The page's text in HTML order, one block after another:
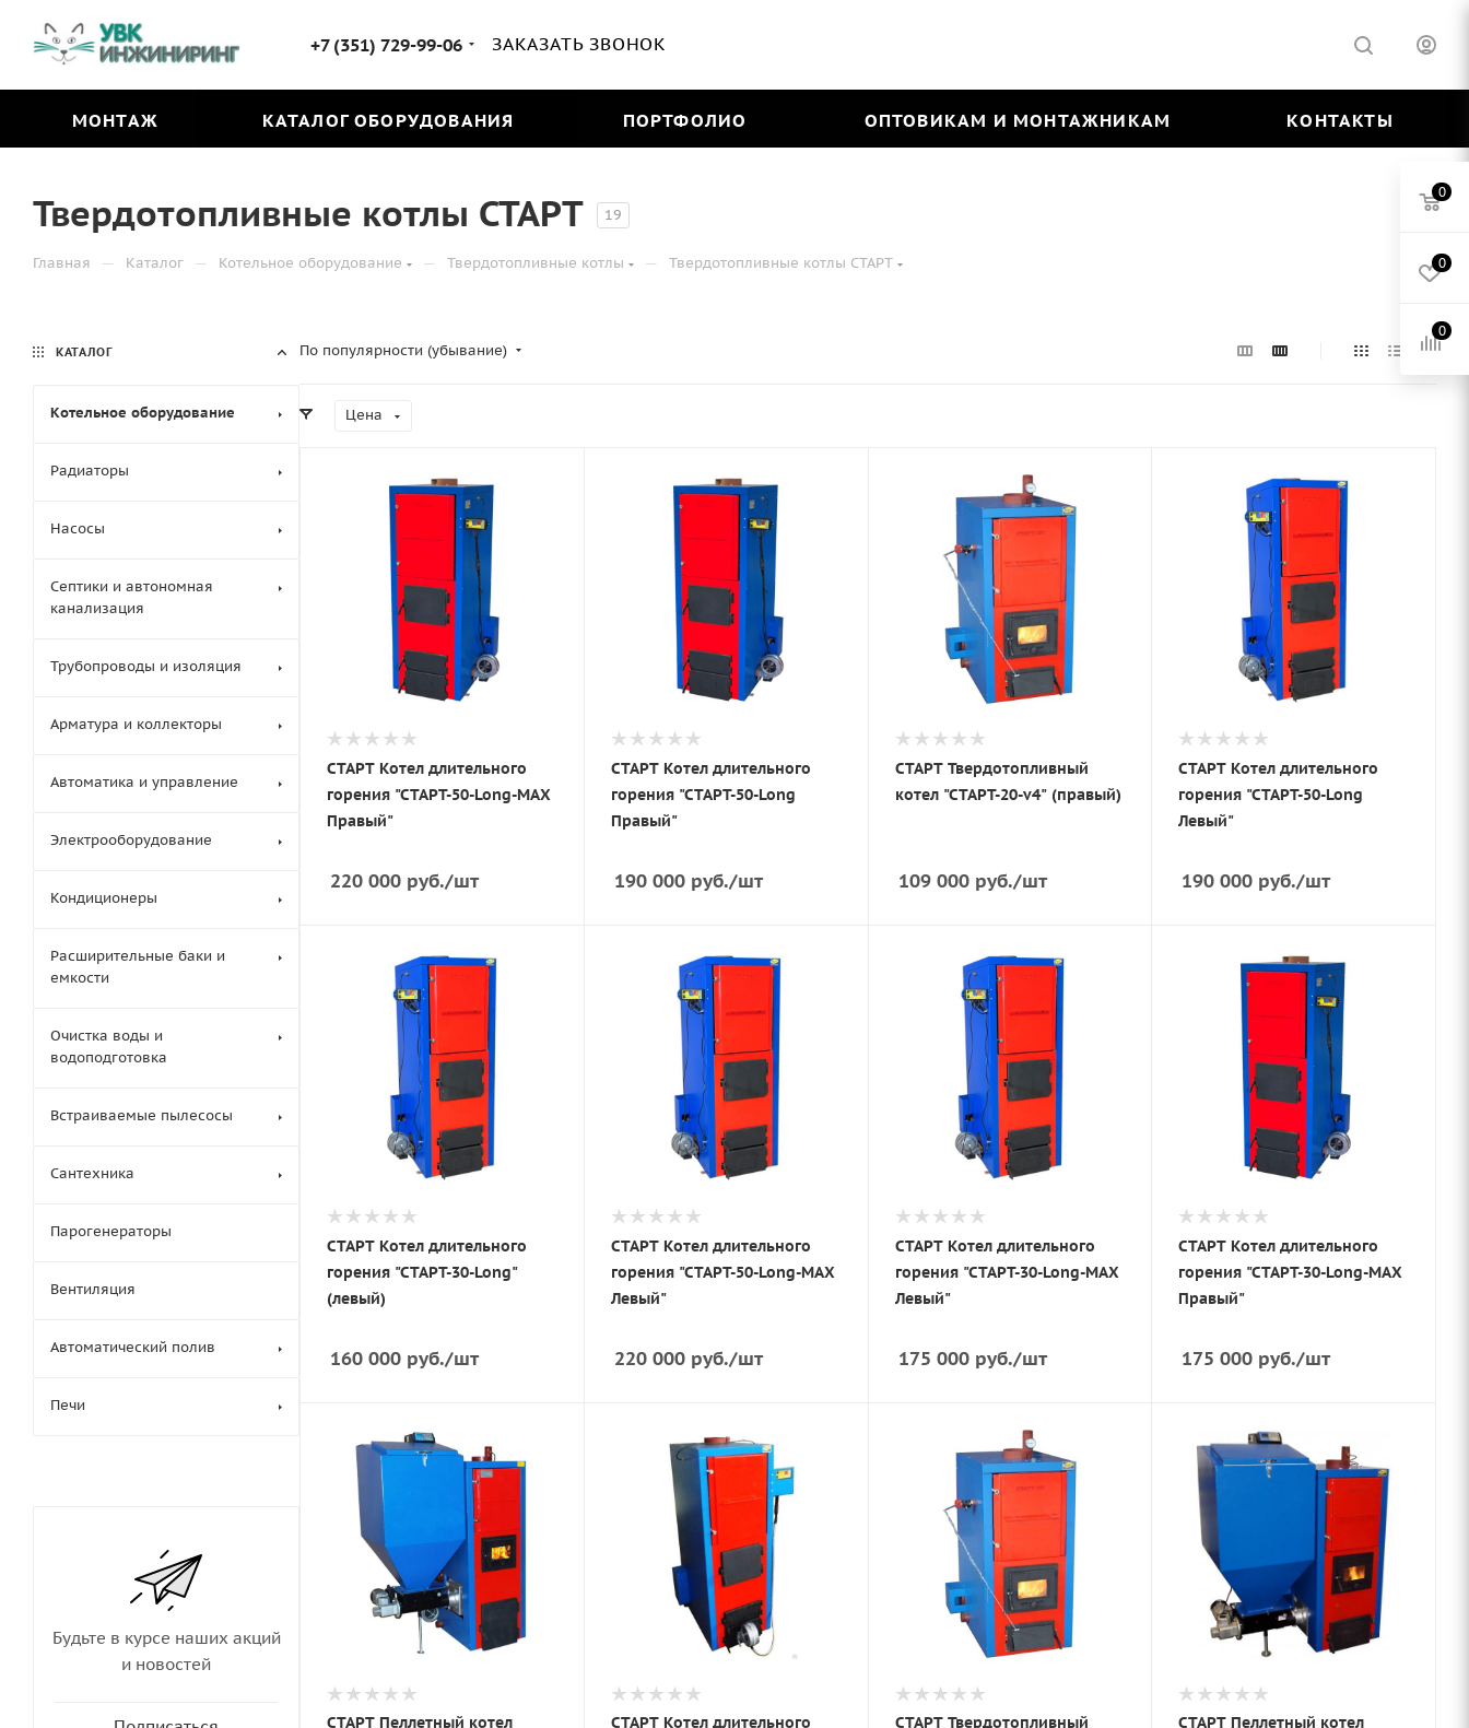
+7 (351) 729-99-06 ЗАКАЗАТЬ ЗВОНОК
МОНТАЖ КАТАЛОГ ОБОРУДОВАНИЯ ПОРТФОЛИО ОПТОВИКАМ И МОНТАЖНИКАМ КОНТАКТЫ
Твердотопливные котлы СТАРТ 19
Главная — Каталог — Котельное оборудование — Твердотопливные котлы — Твердотопливные котлы СТАРТ
По популярности (убывание)
Цена
СТАРТ Котел длительного
горения "СТАРТ-50-Long-MAX
Правый"
220 000 руб./шт
СТАРТ Котел длительного
горения "СТАРТ-50-Long
Правый"
190 000руб./шт
СТАРТ Твердотопливный
котел "СТАРТ-20-v4" (правый)
109 000руб./шт
СТАРТ Котел длительного
горения "СТАРТ-50-Long
Левый"
190 000 руб./шт
СТАРТ Котел длительного
горения "СТАРТ-30-Long"
(левый)
160 000 руб./шт
СТАРТ Котел длительного
горения "СТАРТ-50-Long-MAX
Левый"
220 000руб./шт
СТАРТ Котел длительного
горения "СТАРТ-30-Long-MAX
Левый"
175 000руб./шт
СТАРТ Котел длительного
горения "СТАРТ-30-Long-MAX
Правый"
175 000 руб./шт
СТАРТ Пеллетный котел
СТАРТ Котел длительного
СТАРТ Твердотопливный
СТАРТ Пеллетный котел
КАТАЛОГ
Котельное оборудование
Радиаторы
Насосы
Септики и автономная
канализация
Трубопроводы и изоляция
Арматура и коллекторы
Автоматика и управление
Электрооборудование
Кондиционеры
Расширительные баки и
емкости
Очистка воды и
водоподготовка
Встраиваемые пылесосы
Сантехника
Парогенераторы
Вентиляция
Автоматический полив
Печи
Будьте в курсе наших акций
и новостей
0
0
0